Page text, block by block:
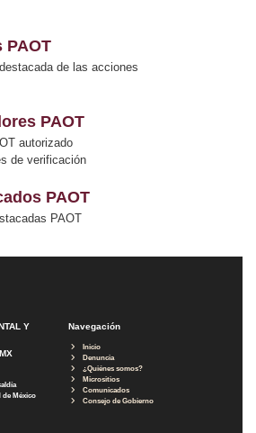
PAOT
de las acciones
PAOT
autorizado
de verificación
PAOT
PAOT
Y
de México
Navegación
Inicio
Denuncia
¿Quiénes somos?
Micrositios
Comunicados
Consejo de Gobierno